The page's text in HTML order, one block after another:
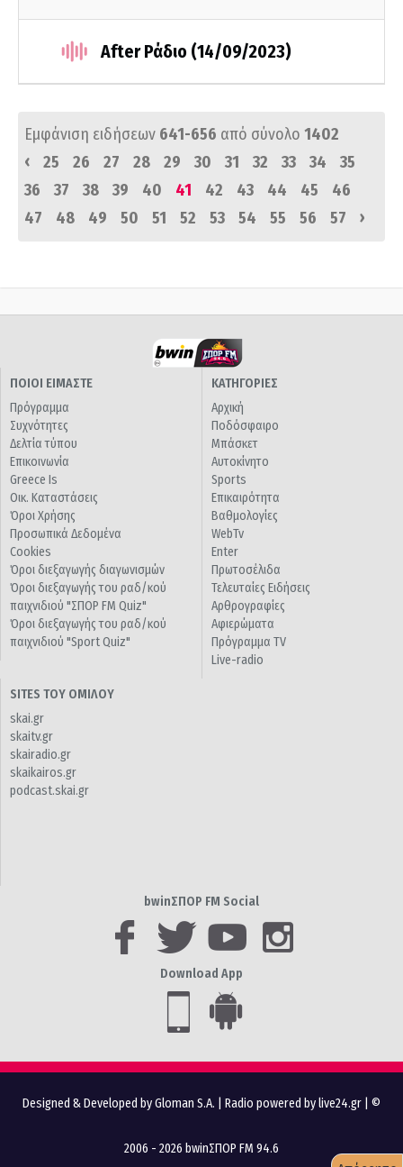
After Ράδιο (14/09/2023)
Εμφάνιση ειδήσεων 641-656 από σύνολο 1402
‹
25 26 27 28 29 30 31 32 33 34
35
36
37 38 39 40 41 42 43 44 45
46
47
48 49 50 51 52 53 54 55 56 57 ›
ΠΟΙΟΙ ΕΙΜΑΣΤΕ
Πρόγραμμα
Συχνότητες
Δελτία τύπου
Επικοινωνία
Greece Is
Οικ. Καταστάσεις
Όροι Χρήσης
Προσωπικά Δεδομένα
Cookies
Όροι διεξαγωγής διαγωνισμών
Όροι διεξαγωγής του ραδ/κού
παιχνιδιού "ΣΠΟΡ FM Quiz"
Όροι διεξαγωγής του ραδ/κού
παιχνιδιού "Sport Quiz"
ΚΑΤΗΓΟΡΙΕΣ
Αρχική
Ποδόσφαιρο
Μπάσκετ
Αυτοκίνητο
Sports
Επικαιρότητα
Βαθμολογίες
WebTv
Enter
Πρωτοσέλιδα
Τελευταίες Ειδήσεις
Αρθρογραφίες
Αφιερώματα
Πρόγραμμα TV
Live-radio
SITES ΤΟΥ ΟΜΙΛΟΥ
skai.gr
skaitv.gr
skairadio.gr
skaikairos.gr
podcast.skai.gr
bwinΣΠΟΡ FM Social
Download App
Designed & Developed by Gloman S.A. Radio powered by live24.gr | ©
2006 - 2026 bwinΣΠΟΡ FM 94.6